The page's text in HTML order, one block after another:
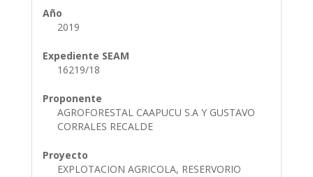
Año
2019
Expediente SEAM
16219/18
Proponente
AGROFORESTAL CAAPUCU S.A Y GUSTAVO
CORRALES RECALDE
Proyecto
EXPLOTACION AGRICOLA, RESERVORIO